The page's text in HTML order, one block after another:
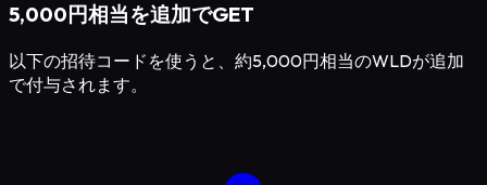
5,000円相当を追加でGET
以下の招待コードを使うと、約5,000円相当のWLDが追加
で付与されます。